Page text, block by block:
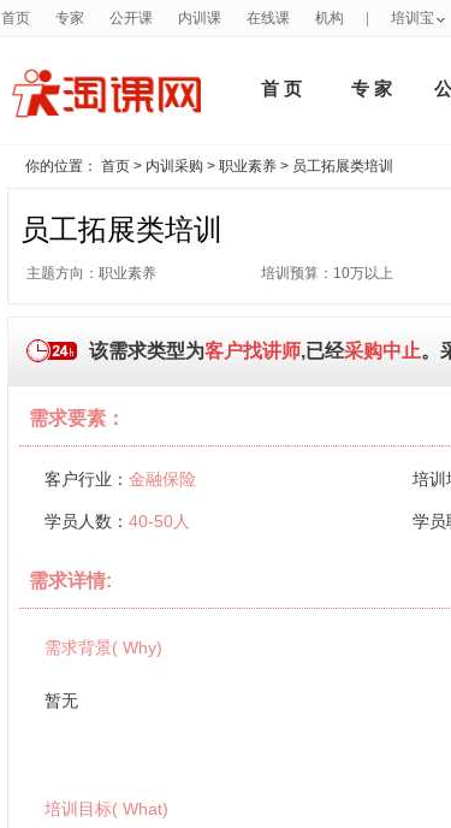
首页 专家 公开课 内训课 在线课 机构 培训宝
首 页 专 家
你的位置： 首页 > 内训采购 > 职业素养 > 员工拓展类培训
员工拓展类培训
主题方向：职业素养 培训预算：10万以上
该需求类型为客户找讲师,已经采购中止。
需求要素：
客户行业： 金融保险 培训
学员人数： 40-50人 学员
需求详情:
需求背景( Why)
暂无
培训目标( What)